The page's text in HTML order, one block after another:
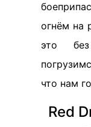
огнём на
это
что нам
Red